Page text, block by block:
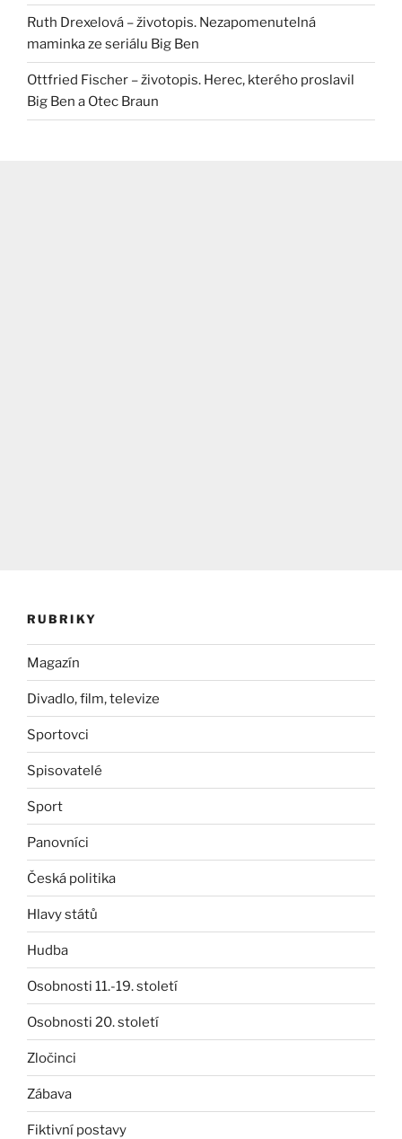
Ruth Drexelová – životopis. Nezapomenutelná
maminka ze seriálu Big Ben
Ottfried Fischer – životopis. Herec, kterého proslavil
Big Ben a Otec Braun
RUBRIKY
Magazín
Divadlo, film, televize
Sportovci
Spisovatelé
Sport
Panovníci
Česká politika
Hlavy států
Hudba
Osobnosti 11.-19. století
Osobnosti 20. století
Zločinci
Zábava
Fiktivní postavy